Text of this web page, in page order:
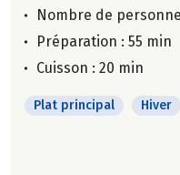
Nombre de
Préparation : 55 min
Cuisson : 20 min
Plat principal Hiver